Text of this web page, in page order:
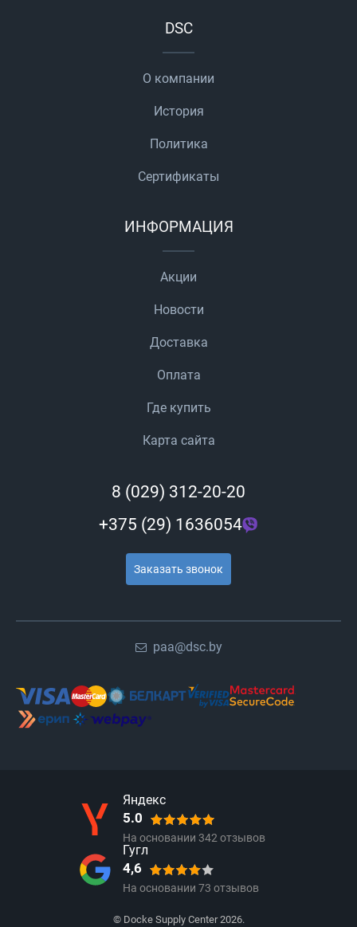
DSC
О компании
История
Политика
Сертификаты
ИНФОРМАЦИЯ
Акции
Новости
Доставка
Оплата
Где купить
Карта сайта
8 (029) 312-20-20
+375 (29) 1636054
Заказать звонок
paa@dsc.by
Яндекс
5.0
На основании 342отзывов
Гугл
4,6
На основании 73 отзывов
© Docke Supply Center 2026.